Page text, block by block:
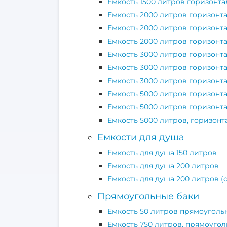
Емкость 2000 литров
Емкость 2000 литров
Емкость 2000 литров
Емкость 3000 литров
Емкость 3000 литров
Емкость 3000 литров
Емкость 5000 литров
Емкость 5000 литров
Емкость 5000 литров,
Емкости для душа
Емкость для душа 150 литров
Емкость для душа 200 литров
Емкость для душа 200 литров
Прямоугольные баки
Емкость 50 литров
Емкость 750 литров,